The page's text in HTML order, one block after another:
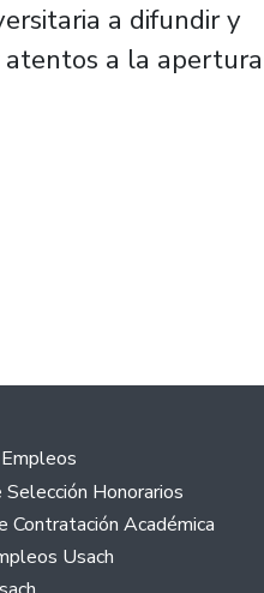
a difundir y
atentos a la apertura
Honorarios
Contratación Académica
Usach